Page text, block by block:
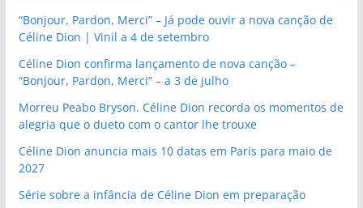
“Bonjour, Pardon, Merci” – Já pode ouvir a nova canção de
Céline Dion | Vinil a 4 de setembro
Céline Dion confirma lançamento de nova canção –
“Bonjour, Pardon, Merci” – a 3 de julho
Morreu Peabo Bryson. Céline Dion recorda os momentos de
alegria que o dueto com o cantor lhe trouxe
Céline Dion anuncia mais 10 datas em Paris para maio de
2027
Série sobre a infância de Céline Dion em preparação